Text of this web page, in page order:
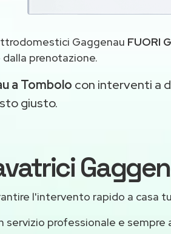
Gaggenau FUORI
prenotazione.
a Tombolo con interventi a
giusto.
l'intervento rapido a casa
servizio professionale e sempre